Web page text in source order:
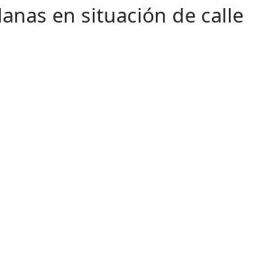
en situación de calle